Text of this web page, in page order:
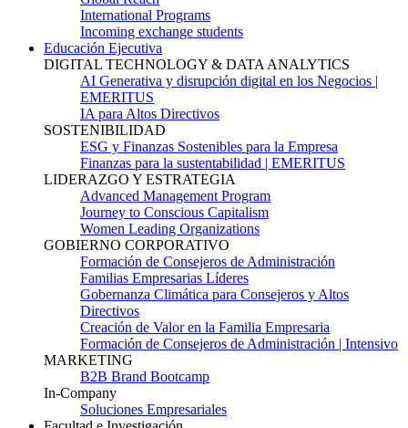
International Programs
Incoming exchange students
Educación Ejecutiva
DIGITAL TECHNOLOGY & DATA ANALYTICS
AI Generativa y disrupción digital en los Negocios |
EMERITUS
IA para Altos Directivos
SOSTENIBILIDAD
ESG y Finanzas Sostenibles para la Empresa
Finanzas para la sustentabilidad | EMERITUS
LIDERAZGO Y ESTRATEGIA
Advanced Management Program
Journey to Conscious Capitalism
Women Leading Organizations
GOBIERNO CORPORATIVO
Formación de Consejeros de Administración
Familias Empresarias Líderes
Gobernanza Climática para Consejeros y Altos
Directivos
Creación de Valor en la Familia Empresaria
Formación de Consejeros de Administración | Intensivo
MARKETING
B2B Brand Bootcamp
In-Company
Soluciones Empresariales